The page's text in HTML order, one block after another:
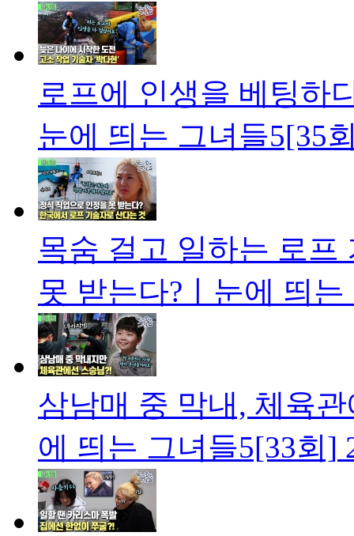
로프에 인생을 베팅하
눈에 띄는 그녀들5[35
목숨 걸고 일하는 로
못 받는다?ㅣ눈에 띄
삼남매 중 막내, 체육
에 띄는 그녀들5[33회]